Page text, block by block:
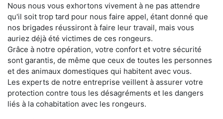
Nous nous vous exhortons vivement à ne pas attendre
qu'il soit trop tard pour nous faire appel, étant donné que
nos brigades réussiront à faire leur travail, mais vous
auriez déjà été victimes de ces rongeurs.
Grâce à notre opération, votre confort et votre sécurité
sont garantis, de même que ceux de toutes les personnes
et des animaux domestiques qui habitent avec vous.
Les experts de notre entreprise veillent à assurer votre
protection contre tous les désagréments et les dangers
liés à la cohabitation avec les rongeurs.